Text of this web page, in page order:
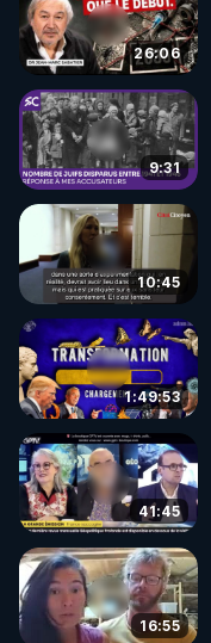
26:06
9:31
10:45
1:49:53
41:45
16:55